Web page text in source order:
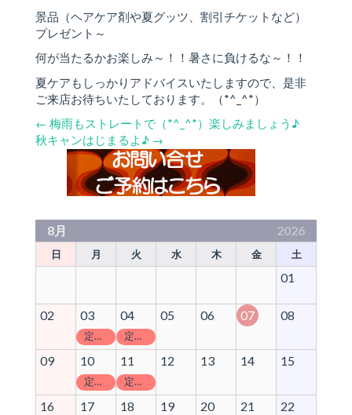
景品（ヘアケア剤や夏グッツ、割引チケットなど）
プレゼント～
何が当たるかお楽しみ～！！暑さに負けるな～！！
夏ケアもしっかりアドバイスいたしますので、是非
ご来店お待ちいたしております。（*^_^*）
← 梅雨もストレートで（*^_^*）楽しみましょう♪
秋キャンはじまるよ♪ →
8月 2026
日 月 火 水 木 金 土
01
02 03
定休日
04
定休日
05 06 07 08
09 10
定休日
11
定休日
12 13 14 15
16 17 18 19 20 21 22